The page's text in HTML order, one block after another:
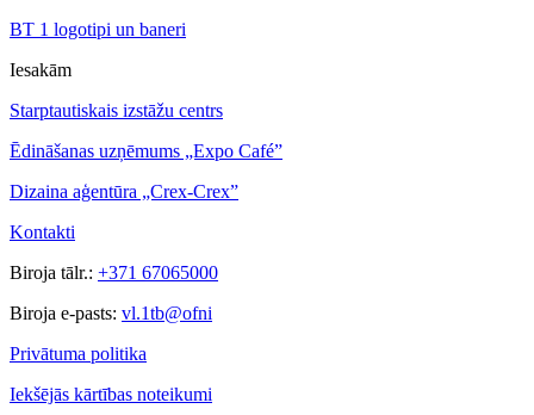
BT 1 logotipi un baneri
Iesakām
Starptautiskais izstāžu centrs
Ēdināšanas uzņēmums „Expo Café”
Dizaina aģentūra „Crex-Crex”
Kontakti
Biroja tālr.: +371 67065000
Biroja e-pasts: vl.1tb@ofni
Privātuma politika
Iekšējās kārtības noteikumi